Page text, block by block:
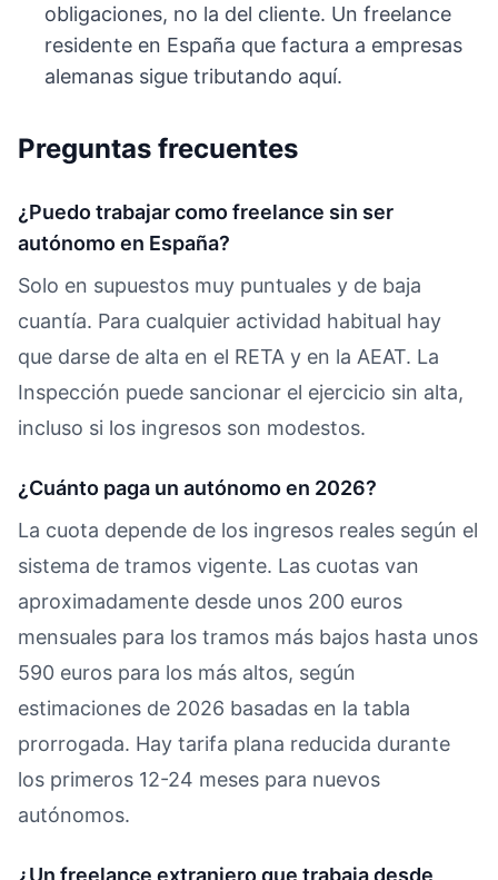
obligaciones, no la del cliente. Un freelance
residente en España que factura a empresas
alemanas sigue tributando aquí.
Preguntas frecuentes
¿Puedo trabajar como freelance sin ser
autónomo en España?
Solo en supuestos muy puntuales y de baja
cuantía. Para cualquier actividad habitual hay
que darse de alta en el RETA y en la AEAT. La
Inspección puede sancionar el ejercicio sin alta,
incluso si los ingresos son modestos.
¿Cuánto paga un autónomo en 2026?
La cuota depende de los ingresos reales según el
sistema de tramos vigente. Las cuotas van
aproximadamente desde unos 200 euros
mensuales para los tramos más bajos hasta unos
590 euros para los más altos, según
estimaciones de 2026 basadas en la tabla
prorrogada. Hay tarifa plana reducida durante
los primeros 12-24 meses para nuevos
autónomos.
¿Un freelance extranjero que trabaja desde